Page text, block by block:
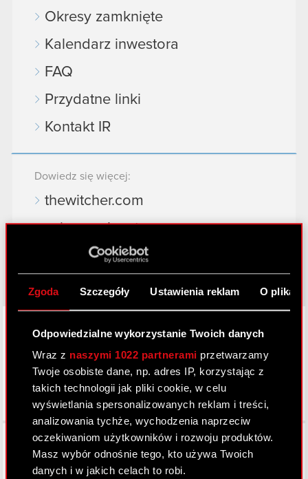
Zgoda Szczegóły Ustawienia reklam O
Odpowiedzialne wykorzystanie Twoich danych
Wraz z naszymi 1022 partnerami przetwarzamy
Twoje osobiste dane, np. adres IP, korzystając z
takich technologii jak pliki cookie, w celu
wyświetlania spersonalizowanych reklam i treści,
analizowania tychże, wychodzenia naprzeciw
oczekiwaniom użytkowników i rozwoju produktów.
Masz wybór odnośnie tego, kto używa Twoich
danych i w jakich celach to robi.
Okresy zamknięte
Kalendarz inwestora
FAQ
Przydatne linki
Kontakt IR
Dowiedz się więcej:
thewitcher.com
cyberpunk.net
gear.cdprojektred.com
Facebook